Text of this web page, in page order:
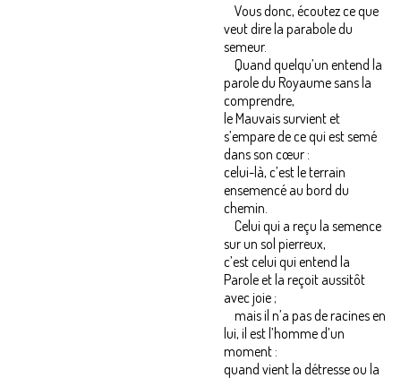
Vous donc, écoutez ce que
veut dire la parabole du
semeur.
Quand quelqu’un entend la
parole du Royaume sans la
comprendre,
le Mauvais survient et
s’empare de ce qui est semé
dans son cœur :
celui-là, c’est le terrain
ensemencé au bord du
chemin.
Celui qui a reçu la semence
sur un sol pierreux,
c’est celui qui entend la
Parole et la reçoit aussitôt
avec joie ;
mais il n’a pas de racines en
lui, il est l’homme d’un
moment :
quand vient la détresse ou la